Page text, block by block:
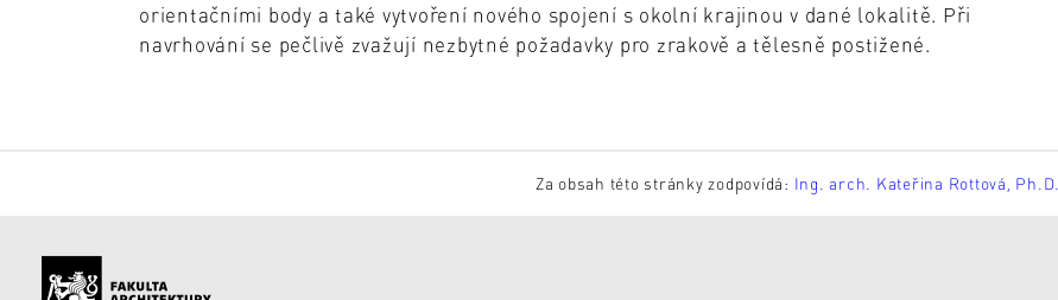
orientačními body a také vytvoření nového spojení s okolní krajinou v dané lokalitě. Při
navrhování se pečlivě zvažují nezbytné požadavky pro zrakově a tělesně postižené.
Za obsah této stránky zodpovídá: Ing. arch. Kateřina Rottová, Ph.D.